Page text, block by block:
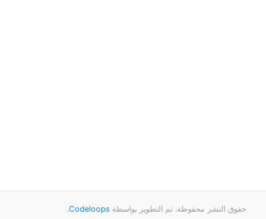
حقوق النشر محفوظة. تم التطوير بواسطةCodeloops.